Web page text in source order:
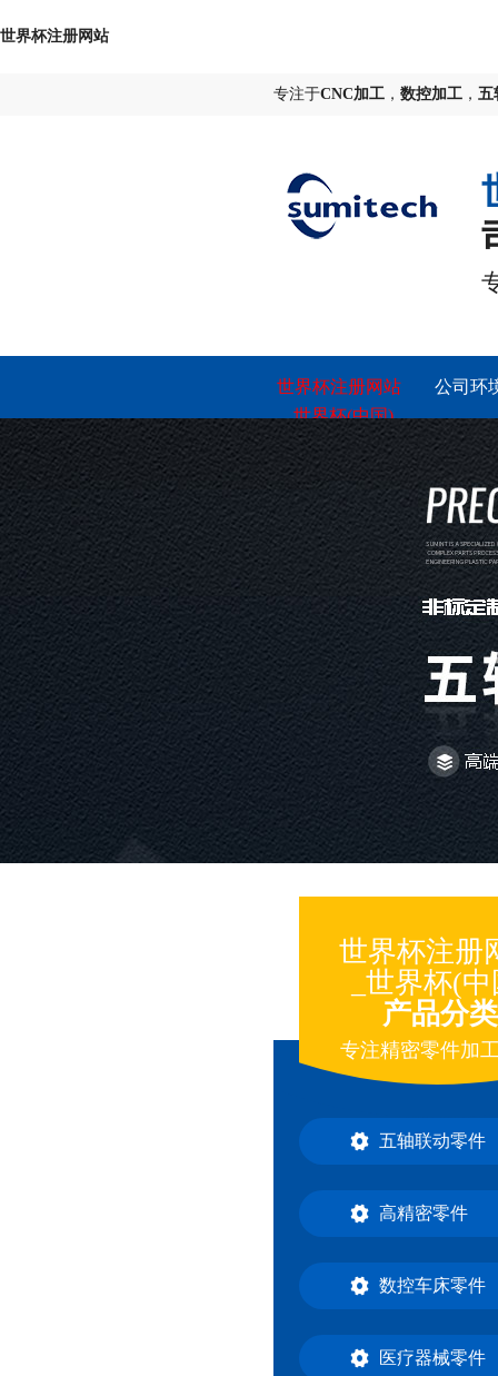
世界杯注册网站
专注于CNC加工 ， 数控加工 ， 五
世界杯注册网站
_世界杯(中国)
公司环
世界杯注册
_世界杯(
产品分类
专注精密零件加
五轴联动零件
高精密零件
数控车床零件
医疗器械零件